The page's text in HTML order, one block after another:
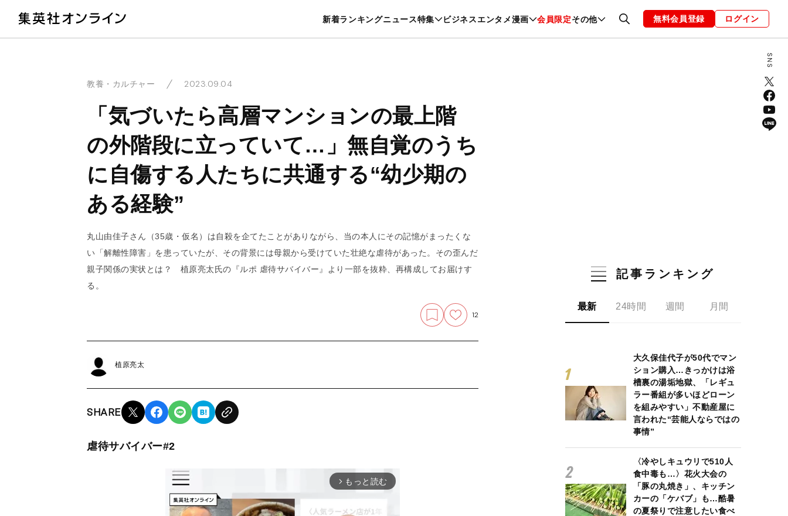
新着ランキングニュース特集 ビジネスエンタメ漫画 会員限定その他
暮らし スポーツ ヘルスケア 美容 グルメ ファッション 恋愛・結婚 編集部 お知らせ
無料会員登録 ログイン
教養・カルチャー 2023.09.04
「気づいたら高層マンションの最上階
の外階段に立っていて…」無自覚のうち
に自傷する人たちに共通する“幼少期の
ある経験”
丸山由佳子さん（35歳・仮名）は自殺を企てたことがありながら、当の本人にその記憶がまったくな
い「解離性障害」を患っていたが、その背景には母親から受けていた壮絶な虐待があった。その歪んだ
親子関係の実状とは？ 植原亮太氏の『ルポ 虐待サバイバー』より一部を抜粋、再構成してお届けす
る。
12
植原亮太
SHARE
虐待サバイバー#2
arrow_forward_ios もっと読む
記事ランキング
最新 24時間 週間 月間
大久保佳代子が50代でマン
ション購入…きっかけは浴
槽裏の湯垢地獄、「レギュ
ラー番組が多いほどローン
を組みやすい」不動産屋に
言われた“芸能人ならではの
事情”
〈冷やしキュウリで510人
食中毒も…〉花火大会の
「豚の丸焼き」、キッチン
カーの「ケバブ」も…酷暑
の夏祭りで注意したい食べ